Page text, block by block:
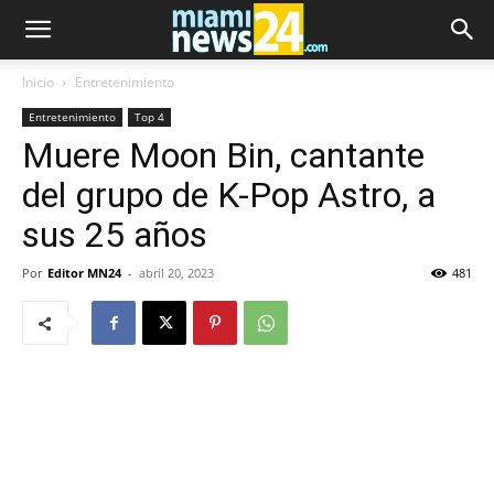
Inicio Entretenimiento
Entretenimiento Top 4
Muere Moon Bin, cantante
del grupo de K-Pop Astro, a
sus 25 años
Por Editor MN24 - abril 20, 2023 481